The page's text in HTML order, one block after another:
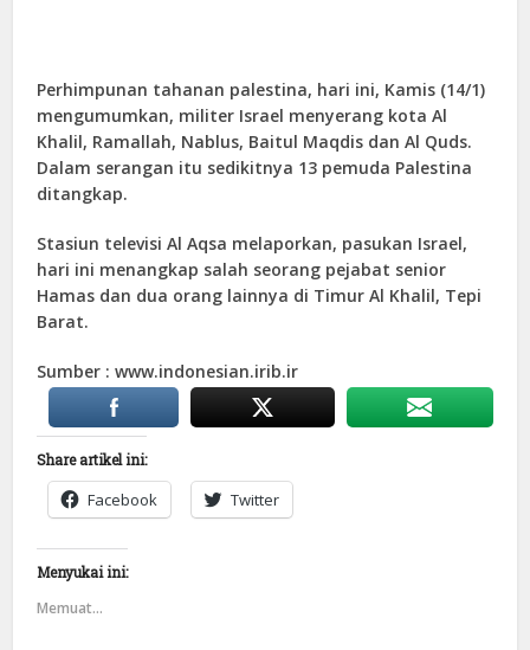
Perhimpunan tahanan palestina, hari ini, Kamis (14/1)
mengumumkan, militer Israel menyerang kota Al
Khalil, Ramallah, Nablus, Baitul Maqdis dan Al Quds.
Dalam serangan itu sedikitnya 13 pemuda Palestina
ditangkap.
Stasiun televisi Al Aqsa melaporkan, pasukan Israel,
hari ini menangkap salah seorang pejabat senior
Hamas dan dua orang lainnya di Timur Al Khalil, Tepi
Barat.
Sumber : www.indonesian.irib.ir
Share artikel ini:
Facebook Twitter
Menyukai ini:
Memuat...